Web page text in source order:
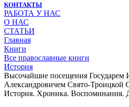
КОНТАКТЫ
РАБОТА У НАС
О НАС
СТАТЬИ
Главная
Книги
Все православные книги
История
Высочайшие посещения Государем
Александровичем Свято-Троицкой
История. Хроника. Воспоминания.